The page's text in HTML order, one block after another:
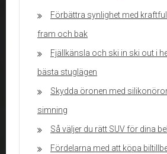
Förbättra synlighet med
fram och bak
Fjällkänsla och ski in ski out i
bästa stuglägen
Skydda öronen med
simning
Så väljer du rätt SUV för dina
Fördelarna med att köpa